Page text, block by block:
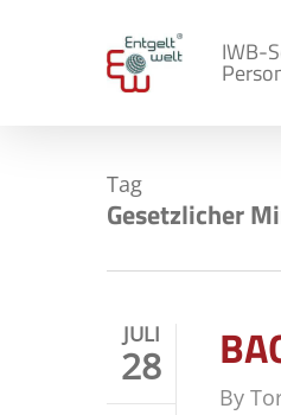
IWB-
Tag
Gesetzlicher
JULI
28
By